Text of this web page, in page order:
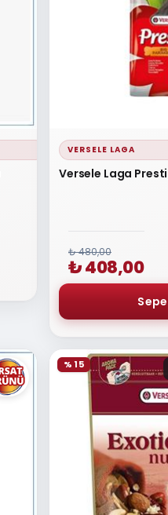
VERSELE LAGA
Versele Laga
₺ 480,00
₺ 408,00
% 15